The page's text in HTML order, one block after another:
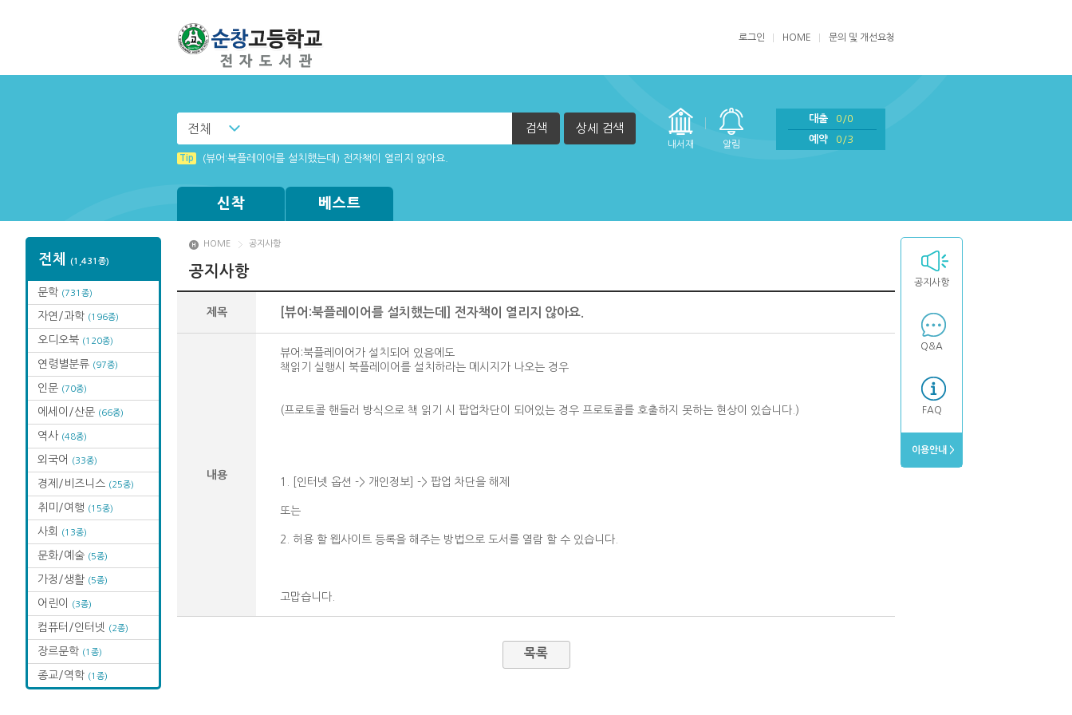
로그인 HOME 문의 및 개선요청
전체 검색 상세 검색
내서재 알림
대출
0/0
예약
0/3
Tip (뷰어:북플레이어를 설치했는데) 전자책이 열리지 않아요.
신착 베스트
전체 (1,431종)
문학 (731종)
자연/과학 (196종)
오디오북 (120종)
연령별분류 (97종)
인문 (70종)
에세이/산문 (66종)
역사 (48종)
외국어 (33종)
경제/비즈니스 (25종)
취미/여행 (15종)
사회 (13종)
문화/예술 (5종)
가정/생활 (5종)
어린이 (3종)
컴퓨터/인터넷 (2종)
장르문학 (1종)
종교/역학 (1종)
공지사항
Q&A
FAQ
이용안내 >
HOME 공지사항
공지사항
제목 [뷰어:북플레이어를 설치했는데] 전자책이 열리지 않아요.
내용
뷰어:북플레이어가 설치되어 있음에도
책읽기 실행시 북플레이어를 설치하라는 메시지가 나오는 경우
(프로토콜 핸들러 방식으로 책 읽기 시 팝업차단이 되어있는 경우 프로토콜를 호출하지 못하는 현상이 있습니다.)
1. [인터넷 옵션 -> 개인정보] -> 팝업 차단을 해제
또는
2. 허용 할 웹사이트 등록을 해주는 방법으로 도서를 열람 할 수 있습니다.
고맙습니다.
목록